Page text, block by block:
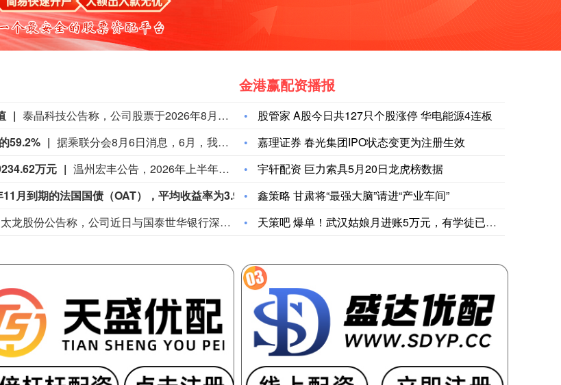
泰晶科技公告称，公司股票于2026年8月4日至6日连续三个交易日内日收盘价格涨幅偏离值累计超20%，属异常波动情形。公司最新滚动市盈率192.13，远高于行业平均的68.77。经自查，公司生产经营正常，不存在应披露而未披露的重大信息。此外，控股股东、实控人、董事长喻信东计划减持不超2.799%股份，截至公告披露日尚未实施。提醒投资者注意交易风险。
59.2%
据乘联分会8月6日消息，6月，我国乘用车市场销量为168.7万辆，同比下降21.2%，环比上涨12.8%；新能源市场销量约为99.8万辆，同比下降10.1%，环比上涨9.4%。6月，新能源市场的销量占总体乘用车销量的59.2%，相比去年同期上升7.3个百分点。
万元
温州宏丰公告，2026年上半年营业收入29.86亿元，同比增长92.20%。归属于上市公司股东的净利润9234.62万元，上年同期亏损381.3万元，实现扭亏为盈。扣除非经常性损益的净利润8896.39万元。公司计划不派发现金红利，不送红股，不以公积金转增股本。
法国发售规模63.4亿欧元、票面利率3.70%、2036年11月到期的法国国债（OAT），平均收益率为3.90%。
法国发售规模63.4亿欧元、票面利率3.70%、2036年11月到期
太龙股份公告称，公司近日与国泰世华银行深圳分行、中国银行深圳上步支行分别签署担保合同，为全资子公司全芯科微提供连带责任保证担保，保证最高本金余额分别为2500万元、3000万元，合计5500万元。本次担保属已审议通过事项，无需再提交董事会审议。截至2026年8月6日，公司及其控股子公司实际担保余额为3.48亿元，占2025年度经审计净资产的27.59%，无逾期担保等情况。
金港赢配资播报
股管家 A股今日共127只个股涨停 华电能源4连板
嘉理证券 春光集团IPO状态变更为注册生效
宇轩配资 巨力索具5月20日龙虎榜数据
鑫策略 甘肃将“最强大脑”请进“产业车间”
天策吧 爆单！武汉姑娘月进账5万元，有学徒已独立开店，“生意